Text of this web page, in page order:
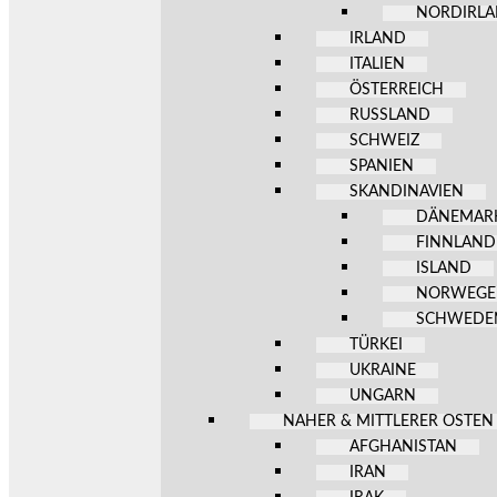
IRLAND
ITALIEN
ÖSTERREICH
RUSSLAND
SCHWEIZ
SPANIEN
SKANDINAVIEN
FINNLAND
ISLAND
TÜRKEI
UKRAINE
UNGARN
NAHER & MITTLERER OSTEN
AFGHANISTAN
IRAN